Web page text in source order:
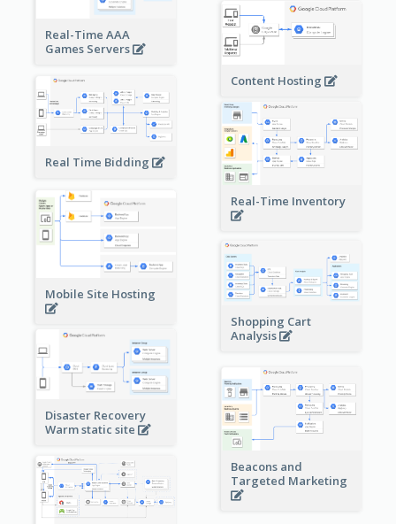
Real-Time AAA
Games Servers
Content Hosting
Real Time Bidding
Real-Time Inventory
Mobile Site Hosting
Shopping Cart
Analysis
Disaster Recovery
Warm static site
Beacons and
Targeted Marketing